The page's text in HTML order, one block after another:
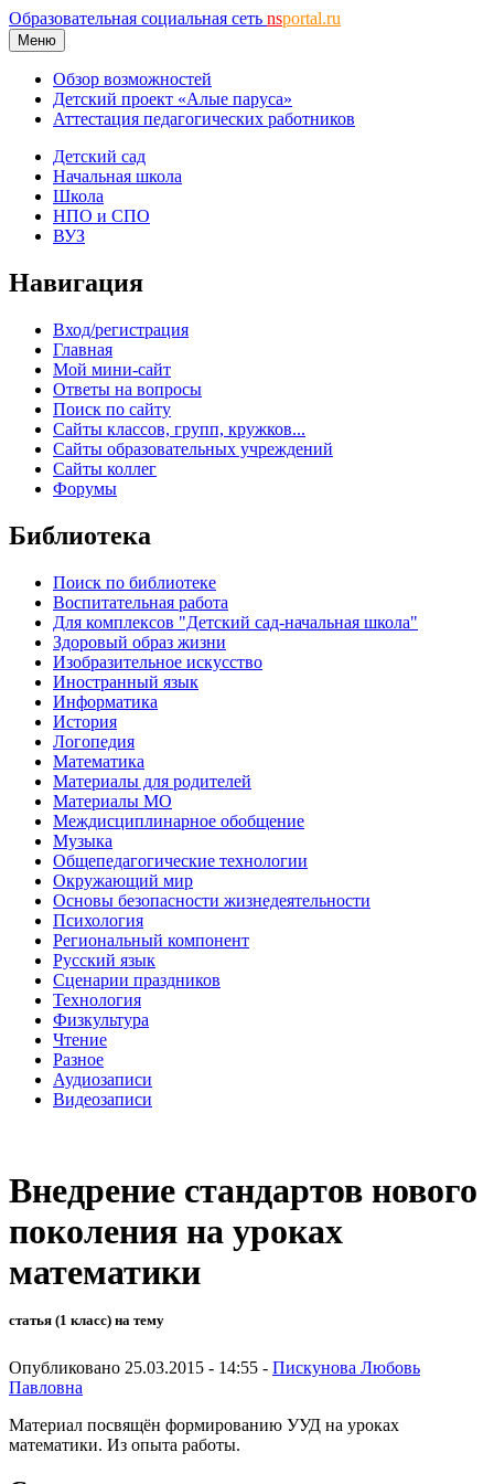
Образовательная социальная сеть nsportal.ru
Меню
Обзор возможностей
Детский проект «Алые паруса»
Аттестация педагогических работников
Детский сад
Начальная школа
Школа
НПО и СПО
ВУЗ
Навигация
Вход/регистрация
Главная
Мой мини-сайт
Ответы на вопросы
Поиск по сайту
Сайты классов, групп, кружков...
Сайты образовательных учреждений
Сайты коллег
Форумы
Библиотека
Поиск по библиотеке
Воспитательная работа
Для комплексов "Детский сад-начальная школа"
Здоровый образ жизни
Изобразительное искусство
Иностранный язык
Информатика
История
Логопедия
Математика
Материалы для родителей
Материалы МО
Междисциплинарное обобщение
Музыка
Общепедагогические технологии
Окружающий мир
Основы безопасности жизнедеятельности
Психология
Региональный компонент
Русский язык
Сценарии праздников
Технология
Физкультура
Чтение
Разное
Аудиозаписи
Видеозаписи
Внедрение стандартов нового
поколения на уроках
математики
статья (1 класс) на тему
Опубликовано 25.03.2015 - 14:55 - Пискунова Любовь
Павловна
Материал посвящён формированию УУД на уроках
математики. Из опыта работы.